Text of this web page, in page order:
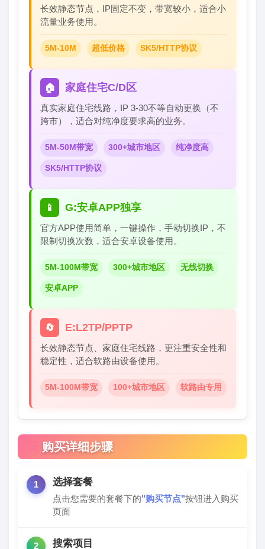
长效静态节点，IP固定不变，带宽较小，适合小
流量业务使用。
5M-10M 超低价格 SK5/HTTP协议
🏠 家庭住宅C/D区
真实家庭住宅线路，IP 3-30不等自动更换（不
跨市），适合对纯净度要求高的业务。
5M-50M带宽 300+城市地区 纯净度高
SK5/HTTP协议
📱 G:安卓APP独享
官方APP使用简单，一键操作，手动切换IP，不
限制切换次数，适合安卓设备使用。
5M-100M带宽 300+城市地区 无线切换
安卓APP
🔄 E:L2TP/PPTP
长效静态节点、家庭住宅线路，更注重安全性和
稳定性，适合软路由设备使用。
5M-100M带宽 100+城市地区 软路由专用
购买详细步骤
1 选择套餐
点击您需要的套餐下的"购买节点"按钮进入购买
页面
2 搜索项目